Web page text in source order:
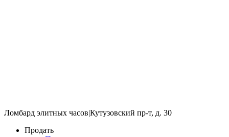
Ломбард элитных часов|Кутузовский пр-т, д. 30
Продать